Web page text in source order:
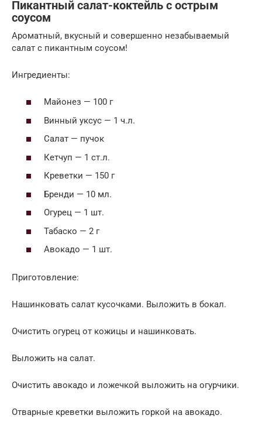
Пикантный салат-коктейль с острым
соусом
Ароматный, вкусный и совершенно незабываемый
салат с пикантным соусом!
Ингредиенты:
Майонез — 100 г
Винный уксус — 1 ч.л.
Салат — пучок
Кетчуп — 1 ст.л.
Креветки — 150 г
Бренди — 10 мл.
Огурец — 1 шт.
Табаско — 2 г
Авокадо — 1 шт.
Приготовление:
Нашинковать салат кусочками. Выложить в бокал.
Очистить огурец от кожицы и нашинковать.
Выложить на салат.
Очистить авокадо и ложечкой выложить на огурчики.
Отварные креветки выложить горкой на авокадо.